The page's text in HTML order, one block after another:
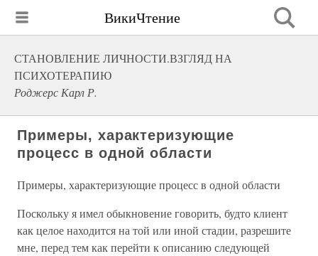
ВикиЧтение
СТАНОВЛЕНИЕ ЛИЧНОСТИ.ВЗГЛЯД НА
ПСИХОТЕРАПИЮ
Роджерс Карл Р.
Примеры, характеризующие
процесс в одной области
Примеры, характеризующие процесс в одной области
Поскольку я имел обыкновение говорить, будто клиент
как целое находится на той или иной стадии, разрешите
мне, перед тем как перейти к описанию следующей